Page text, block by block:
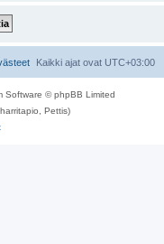
Kaikki ajat ovat UTC+03:00
Software © phpBB Limited
Pettis)